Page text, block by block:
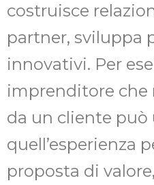
costruisce
partner, sviluppa
innovativi. Per
imprenditore che
da un cliente può
quell’esperienza
proposta di